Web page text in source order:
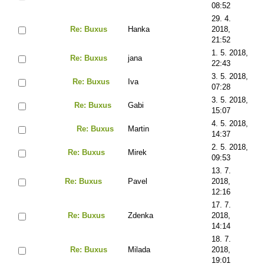
08:52
Re: Buxus Hanka
29. 4.
2018,
21:52
Re: Buxus jana
1. 5. 2018,
22:43
Re: Buxus Iva
3. 5. 2018,
07:28
Re: Buxus Gabi
3. 5. 2018,
15:07
Re: Buxus Martin
4. 5. 2018,
14:37
Re: Buxus Mirek
2. 5. 2018,
09:53
Re: Buxus Pavel
13. 7.
2018,
12:16
Re: Buxus Zdenka
17. 7.
2018,
14:14
Re: Buxus Milada
18. 7.
2018,
19:01